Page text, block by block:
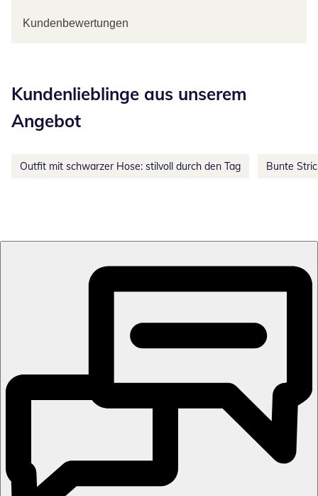
Kundenbewertungen
Kundenlieblinge aus unserem
Angebot
Outfit mit schwarzer Hose: stilvoll durch den Tag Bunte